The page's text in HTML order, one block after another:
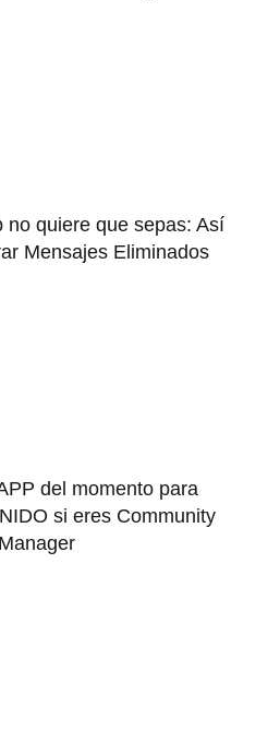
no quiere que sepas: Así
Mensajes Eliminados
del momento para
si eres Community
Manager